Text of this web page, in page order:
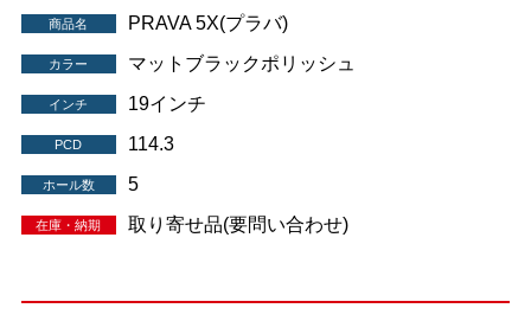
商品名 PRAVA 5X(プラバ)
カラー マットブラックポリッシュ
インチ 19インチ
PCD 114.3
ホール数 5
在庫・納期 取り寄せ品(要問い合わせ)